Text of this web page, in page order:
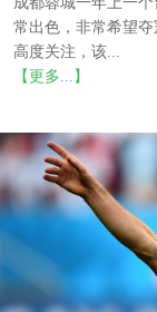
常出色，非常希望
高度关注，该...
【更多...】